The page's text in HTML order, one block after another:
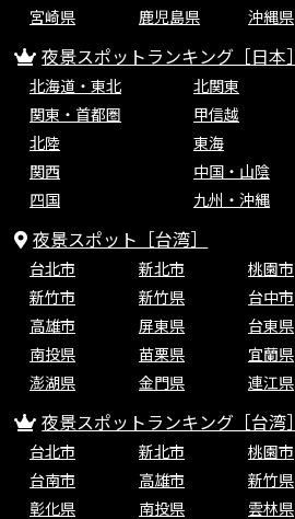
宮崎県
鹿児島県 沖縄県
夜景スポットランキング［日本］
北海道・東北
北関東
関東・首都圏
甲信越
北陸
東海
関西
中国・山陰
四国
九州・沖縄
夜景スポット［台湾］
台北市 新北市 桃園市
新竹市
新竹県 台中市
高雄市
屏東県 台東県
南投県
苗栗県 宜蘭県
澎湖県
金門県 連江県
夜景スポットランキング［台湾］
台北市 新北市 桃園市
台南市
高雄市 新竹県
彰化県
南投県 雲林県